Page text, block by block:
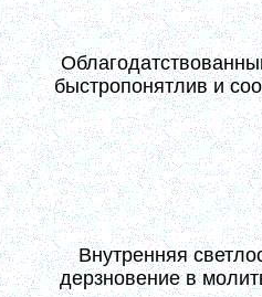
(7, 93)
быстропонятлив и
в сердце молитва и
в себе, от того
начинают входить в
(15, 228)
Внутренняя
дерзновение в